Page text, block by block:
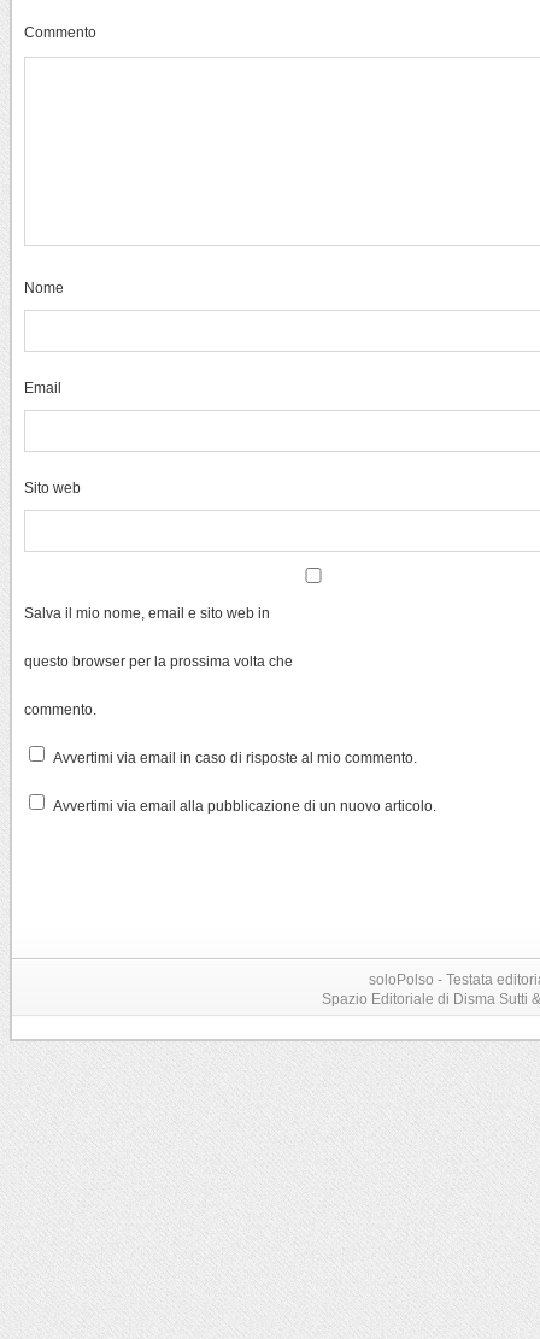
Commento
Nome
Email
Sito web
Salva il mio nome, email e sito web in
questo browser per la prossima volta che
commento.
Avvertimi via email in caso di risposte al mio commento.
Avvertimi via email alla pubblicazione di un nuovo articolo.
soloPolso - Testata
Spazio Editoriale di Disma Sutti